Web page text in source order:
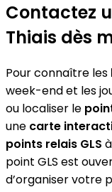
Contactez
Thiais dès
Pour connaître les
week-end et les
ou localiser le
une carte
points relais GLS
point GLS est
d’organiser votre